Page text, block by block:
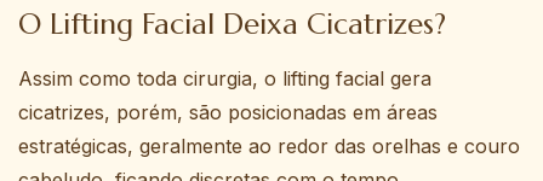
O Lifting Facial Deixa Cicatrizes?
Assim como toda cirurgia, o lifting facial gera
cicatrizes, porém, são posicionadas em áreas
estratégicas, geralmente ao redor das orelhas e couro